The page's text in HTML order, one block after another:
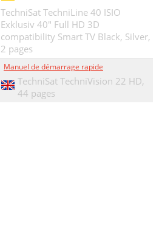
TechniSat TechniLine 40 ISIO
Exklusiv 40" Full HD 3D
compatibility Smart TV Black, Silver,
2 pages
Manuel de démarrage rapide
TechniSat TechniVision 22 HD,
44 pages